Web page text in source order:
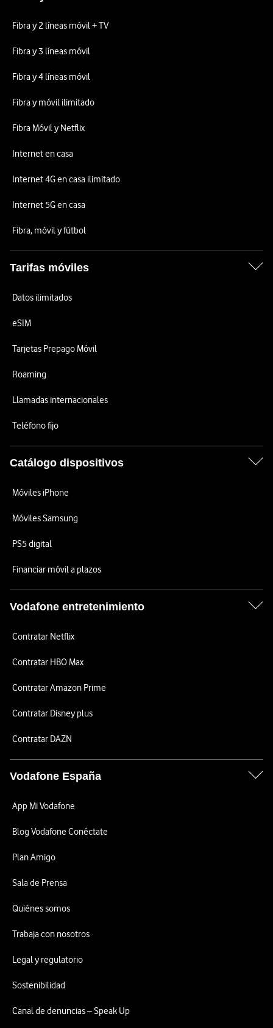
Fibra y 2 líneas móvil + TV
Fibra y 3 líneas móvil
Fibra y 4 líneas móvil
Fibra y móvil ilimitado
Fibra Móvil y Netflix
Internet en casa
Internet 4G en casa ilimitado
Internet 5G en casa
Fibra, móvil y fútbol
Tarifas móviles
Datos ilimitados
eSIM
Tarjetas Prepago Móvil
Roaming
Llamadas internacionales
Teléfono fijo
Catálogo dispositivos
Móviles iPhone
Móviles Samsung
PS5 digital
Financiar móvil a plazos
Vodafone entretenimiento
Contratar Netflix
Contratar HBO Max
Contratar Amazon Prime
Contratar Disney plus
Contratar DAZN
Vodafone España
App Mi Vodafone
Blog Vodafone Conéctate
Plan Amigo
Sala de Prensa
Quiénes somos
Trabaja con nosotros
Legal y regulatorio
Sostenibilidad
Canal de denuncias – Speak Up